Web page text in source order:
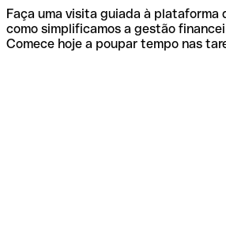
Faça uma visita guiada à plataforma
como simplificamos a gestão
Comece hoje a poupar tempo nas